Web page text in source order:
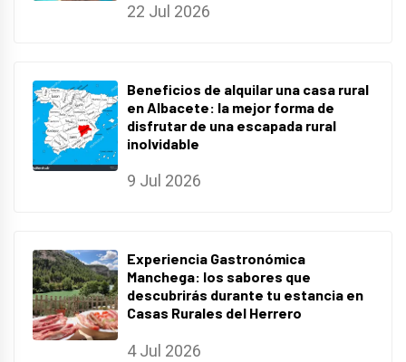
22 Jul 2026
Beneficios de alquilar una casa rural
en Albacete: la mejor forma de
disfrutar de una escapada rural
inolvidable
9 Jul 2026
Experiencia Gastronómica
Manchega: los sabores que
descubrirás durante tu estancia en
Casas Rurales del Herrero
4 Jul 2026